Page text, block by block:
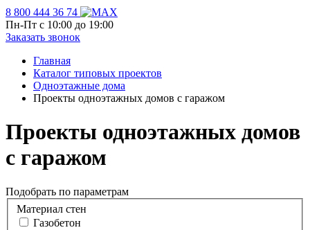
8 800 444 36 74
Пн-Пт с 10:00 до 19:00
Заказать звонок
Главная
Каталог типовых проектов
Одноэтажные дома
Проекты одноэтажных домов с гаражом
Проекты одноэтажных домов
с гаражом
Подобрать по параметрам
Материал стен
Газобетон